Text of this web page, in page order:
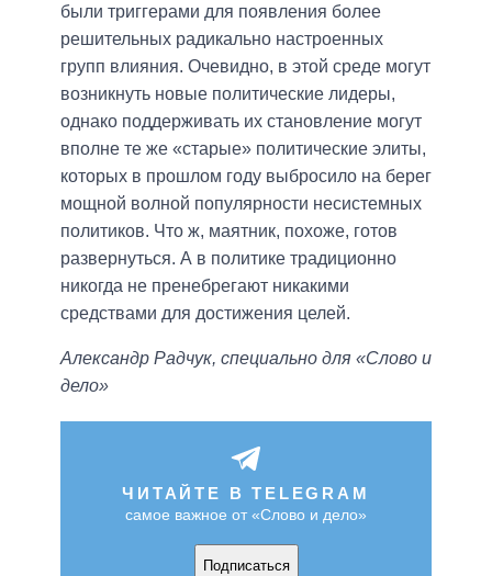
были триггерами для появления более
решительных радикально настроенных
групп влияния. Очевидно, в этой среде могут
возникнуть новые политические лидеры,
однако поддерживать их становление могут
вполне те же «старые» политические элиты,
которых в прошлом году выбросило на берег
мощной волной популярности несистемных
политиков. Что ж, маятник, похоже, готов
развернуться. А в политике традиционно
никогда не пренебрегают никакими
средствами для достижения целей.
Александр Радчук, специально для «Слово и
дело»
ЧИТАЙТЕ В TELEGRAM
самое важное от «Слово и дело»
Подписаться